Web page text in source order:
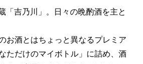
「吉乃川」。日々の晩酌酒を主と
お酒とはちょっと異なるプレミア
ただけのマイボトル」に詰め、酒